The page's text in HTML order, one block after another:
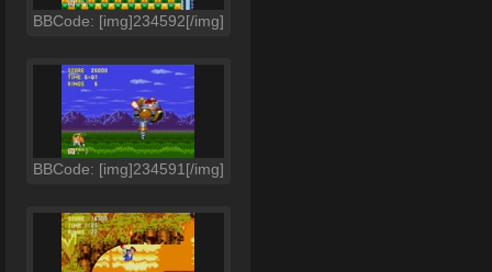
BBCode: [img]234592[/img]
BBCode: [img]234591[/img]